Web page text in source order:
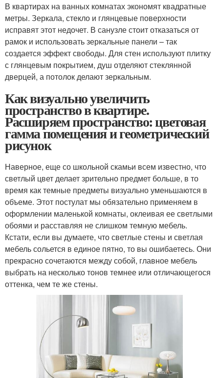
В квартирах на ванных комнатах экономят квадратные
метры. Зеркала, стекло и глянцевые поверхности
исправят этот недочет. В санузле стоит отказаться от
рамок и использовать зеркальные панели – так
создается эффект свободы. Для стен используют плитку
с глянцевым покрытием, душ отделяют стеклянной
дверцей, а потолок делают зеркальным.
Как визуально увеличить
пространство в квартире.
Расширяем пространство: цветовая
гамма помещения и геометрический
рисунок
Наверное, еще со школьной скамьи всем известно, что
светлый цвет делает зрительно предмет больше, в то
время как темные предметы визуально уменьшаются в
объеме. Этот постулат мы обязательно применяем в
оформлении маленькой комнаты, оклеивая ее светлыми
обоями и расставляя не слишком темную мебель.
Кстати, если вы думаете, что светлые стены и светлая
мебель сольется в единое пятно, то вы ошибаетесь. Они
прекрасно сочетаются между собой, главное мебель
выбрать на несколько тонов темнее или отличающегося
оттенка, чем те же стены.